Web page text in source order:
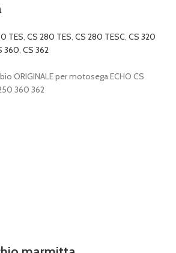
TES, CS 280 TES, CS 280 TESC, CS 320
360, CS 362
ORIGINALE per motosega ECHO CS
360 362